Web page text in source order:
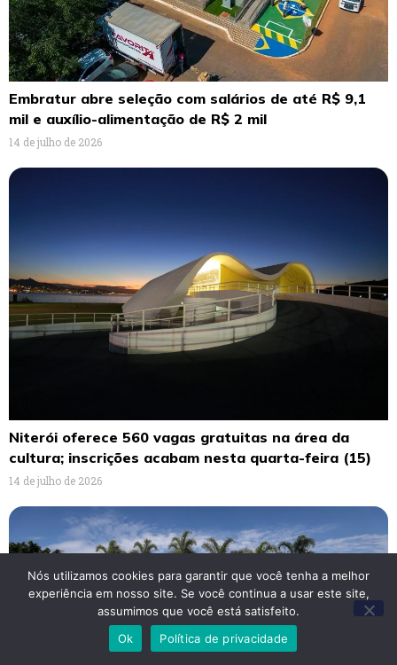
Embratur abre seleção com salários de até R$ 9,1
mil e auxílio-alimentação de R$ 2 mil
14 de julho de 2026
Niterói oferece 560 vagas gratuitas na área da
cultura; inscrições acabam nesta quarta-feira (15)
14 de julho de 2026
Nós utilizamos cookies para garantir que você tenha a melhor
experiência em nosso site. Se você continua a usar este site,
assumimos que você está satisfeito.
Ok
Política de privacidade